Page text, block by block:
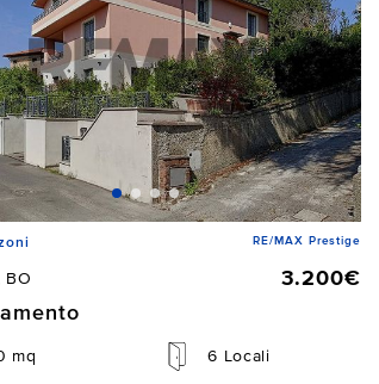
RE/MAX Prestige
BO
3.200€
mq 6 Locali